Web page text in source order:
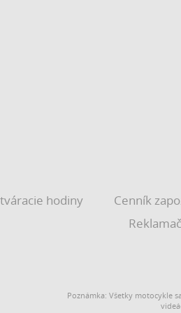
hodiny
Cenník
Poznámka: Všetky motocykle